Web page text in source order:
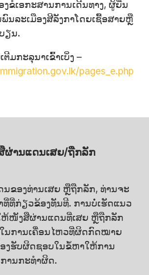
ຂໍເອກະສານການເດີນທາງ, ຜູ້ຍື່ນ
ພົນລະເມືອງສີລັງກາໂດຍເຊື້ອສາຍຫຼື
ຽນ.
ມກະລຸນາເຂົ້າເບິ່ງ –
pages_e.php
ຜ່ານແດນເສຍ/ຖືກລັກ
ຂອງທ່ານເສຍ ຫຼືຖືກລັກ, ທ່ານຈະ
ທີ່ທີ່ກ່ຽວຂ້ອງທັນທີ. ການບໍ່ເຮັດແນວ
ຫ້ໜັງສືຜ່ານແດນທີ່ເສຍ ຫຼືຖືກລັກ
ນການເຄື່ອນໄຫວທີ່ຜິດກົດໝາຍ
ງຮັບຜິດຊອບໃນຂໍ້ຫາໃຫ້ການ
ານກະທຳຜິດ.